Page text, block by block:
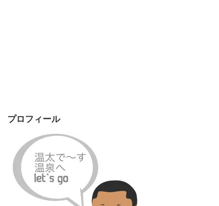
プロフィール